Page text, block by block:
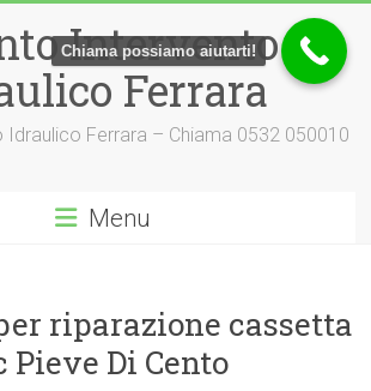
Intervento
Ferrara
Ferrara – Chiama 0532 050010
Menu
riparazione cassetta
Di Cento
Chiama possiamo aiutarti!